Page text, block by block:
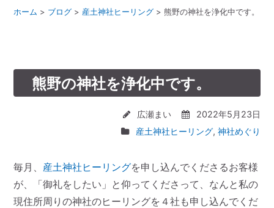
ホーム > ブログ > 産土神社ヒーリング > 熊野の神社を浄化中です。
熊野の神社を浄化中です。
広瀬まい
2022年5月23日
産土神社ヒーリング, 神社めぐり
毎月、 産土神社ヒーリングを申し込んでくださるお客様
が、「御礼をしたい」と仰ってくださって、なんと私の
現住所周りの神社のヒーリングを４社も申し込んでくだ